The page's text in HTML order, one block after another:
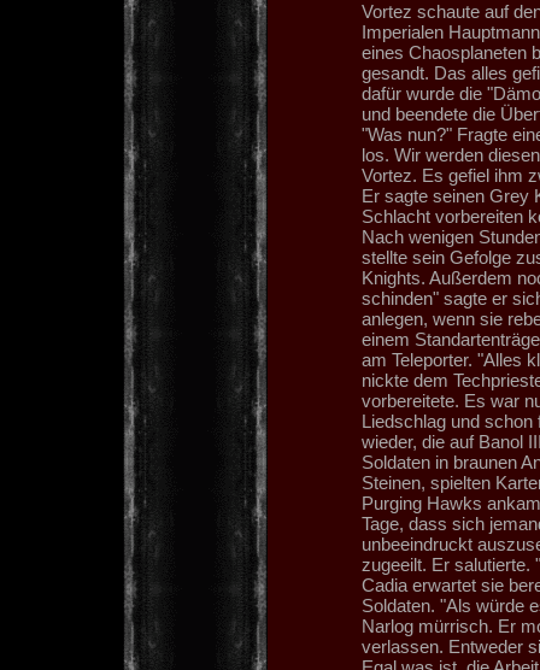
Vortez schaute auf
Imperialen
eines Chaosplaneten
gesandt. Das alles
dafür wurde die
und beendete die
"Was nun?" Fragte
los. Wir werden
Vortez. Es gefiel ihm
Er sagte seinen Grey
Schlacht vorbereiten
Nach wenigen
stellte sein Gefolge
Knights. Außerdem
schinden" sagte er
anlegen, wenn sie
einem
am Teleporter. "Alles
nickte dem
vorbereitete. Es war
Liedschlag und schon
wieder, die auf Banol
Soldaten in braunen
Steinen, spielten
Purging Hawks
Tage, dass sich
unbeeindruckt
zugeeilt. Er salutierte.
Cadia erwartet sie
Soldaten. "Als würde
Narlog mürrisch. Er
verlassen. Entweder